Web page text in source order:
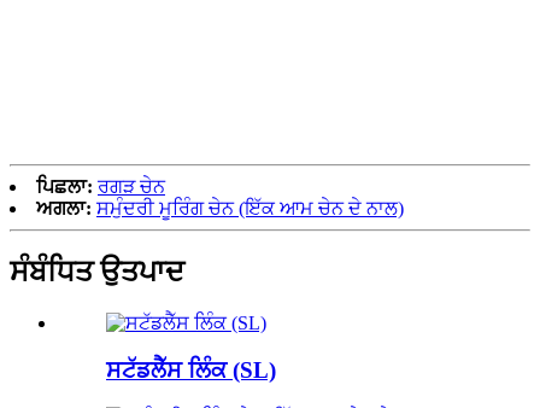
ਪਿਛਲਾ: ਰਗੜ ਚੇਨ
ਅਗਲਾ: ਸਮੁੰਦਰੀ ਮੂਰਿੰਗ ਚੇਨ (ਇੱਕ ਆਮ ਚੇਨ ਦੇ ਨਾਲ)
ਸੰਬੰਧਿਤ ਉਤਪਾਦ
ਸਟੱਡਲੈੱਸ ਲਿੰਕ (SL)